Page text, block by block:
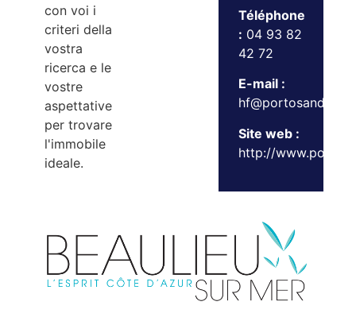
con voi i
criteri della
vostra
ricerca e le
vostre
aspettative
per trovare
l'immobile
ideale.
Téléphone
: 04 93 82
42 72
E-mail :
Site web :
http://